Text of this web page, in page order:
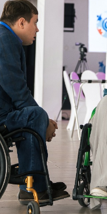
Деятельность